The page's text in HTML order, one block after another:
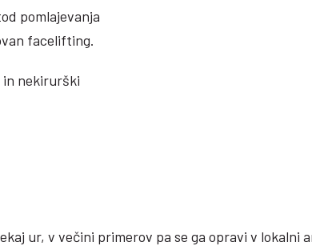
pomlajevanja
facelifting.
nekirurški
ur, v večini primerov pa se ga opravi v lokalni